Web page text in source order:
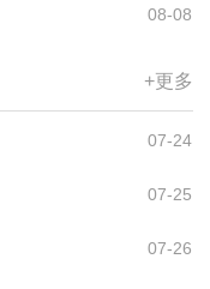
08-08
+更多
07-24
07-25
07-26